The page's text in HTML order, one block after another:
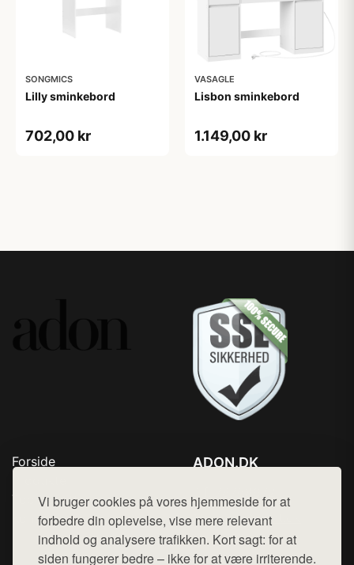
Vi bruger cookies på vores hjemmeside for at
forbedre din oplevelse, vise mere relevant
indhold og analysere trafikken. Kort sagt: for at
siden fungerer bedre – ikke for at være irriterende.
SONGMICS
Lilly sminkebord
702,00 kr
VASAGLE
Lisbon sminkebord
1.149,00 kr
Forside
Top Rabatter
Kontakt
ADON.DK
Mail: hej@want.dk
Cookie- og privatlivspolitik